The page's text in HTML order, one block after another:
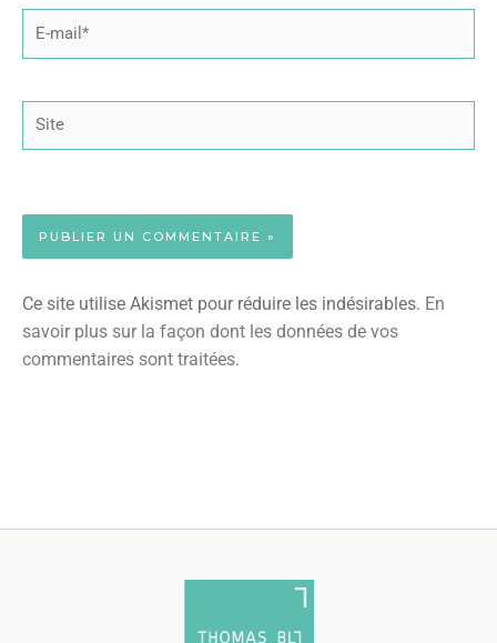
Site
Ce site utilise Akismet pour réduire les indésirables. En
savoir plus sur la façon dont les données de vos
commentaires sont traitées.